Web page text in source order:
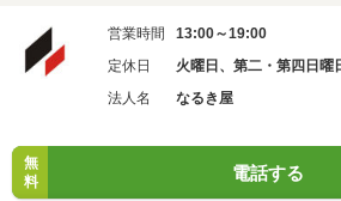
営業時間
13:00～19:00
定休日
火曜日、第二・第四日曜
法人名
なるき屋
無
料
電話する